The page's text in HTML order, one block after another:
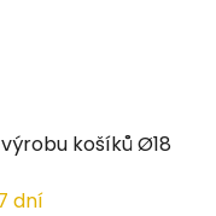
košíků Ø18
dní